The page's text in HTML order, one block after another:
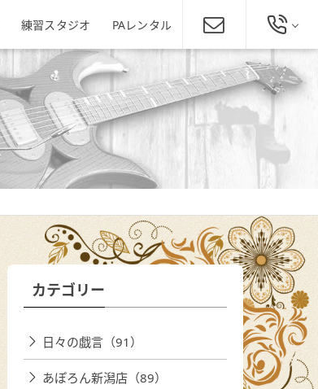
新潟駅南店
新潟県新潟市中央区神道寺1-4-4
025-242-3900
ミュージックスクール新潟
東区役所店
番1号
あぽろん各店舗へ
練習スタジオ PAレンタル
総合お問い合わせ
025-229-4134
営業時間 11:00～19:00
ほぼ年中無休
カテゴリー
日々の戯言（91）
あぽろん新潟店（89）